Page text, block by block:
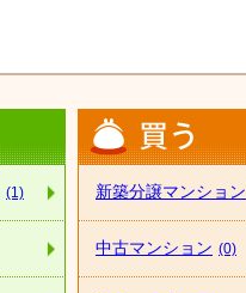
(1) 新築分譲マンション
中古マンション (0)